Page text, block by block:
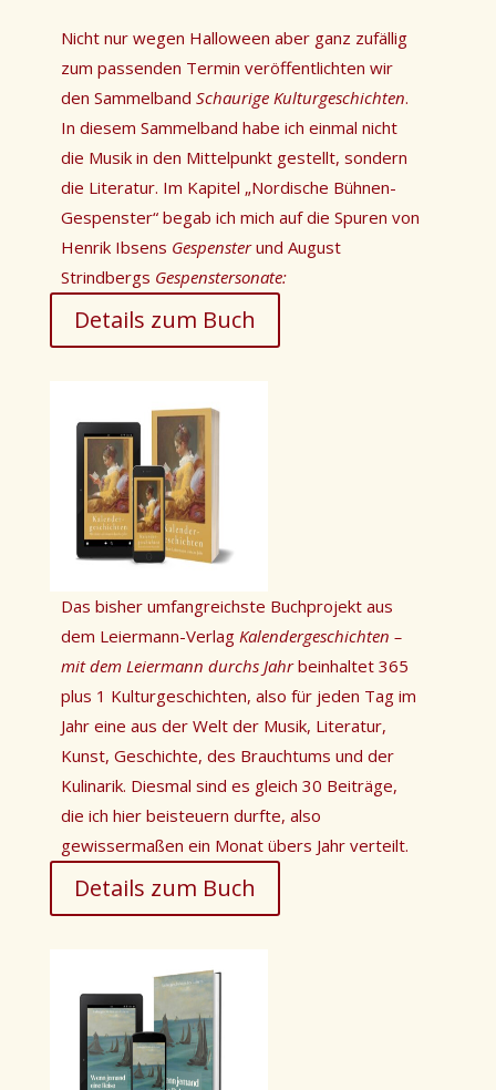
Nicht nur wegen Halloween aber ganz zufällig
zum passenden Termin veröffentlichten wir
den Sammelband Schaurige Kulturgeschichten.
In diesem Sammelband habe ich einmal nicht
die Musik in den Mittelpunkt gestellt, sondern
die Literatur. Im Kapitel „Nordische Bühnen-
Gespenster“ begab ich mich auf die Spuren von
Henrik Ibsens Gespensterund August
Strindbergs Gespenstersonate:
Details zum Buch
Das bisher umfangreichste Buchprojekt aus
dem Leiermann-Verlag Kalendergeschichten –
mit dem Leiermann durchs Jahrbeinhaltet 365
plus 1 Kulturgeschichten, also für jeden Tag im
Jahr eine aus der Welt der Musik, Literatur,
Kunst, Geschichte, des Brauchtums und der
Kulinarik. Diesmal sind es gleich 30 Beiträge,
die ich hier beisteuern durfte, also
gewissermaßen ein Monat übers Jahr verteilt.
Details zum Buch